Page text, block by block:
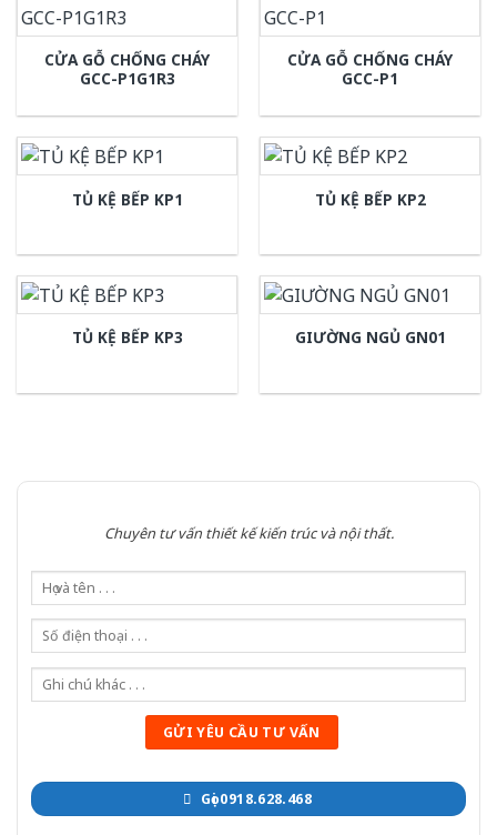
CỬA GỖ CHỐNG CHÁY
GCC-P1G1R3
CỬA GỖ CHỐNG CHÁY
GCC-P1
TỦ KỆ BẾP KP1 TỦ KỆ BẾP KP2
TỦ KỆ BẾP KP3 GIƯỜNG NGỦ GN01
Chuyên tư vấn thiết kế kiến trúc và nội thất.
Gọi 0918.628.468